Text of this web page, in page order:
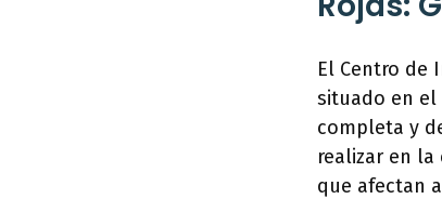
El Centro de
situado en el
completa y
realizar en
que afectan